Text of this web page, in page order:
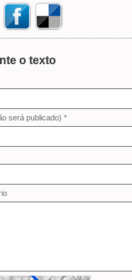
o texto
será publicado) *